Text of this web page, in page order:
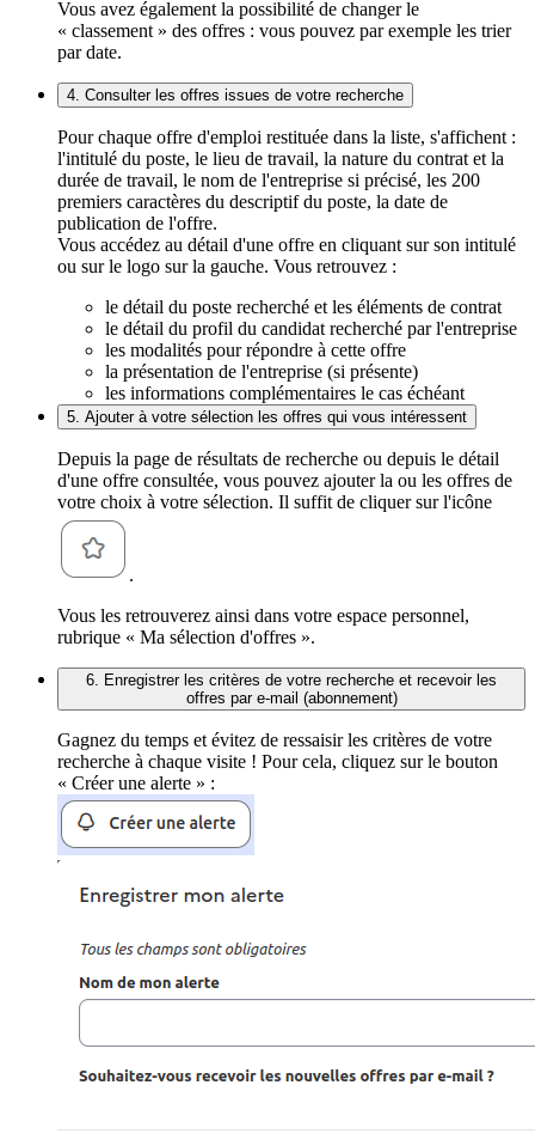
Vous avez également la possibilité de changer le
« classement » des offres : vous pouvez par exemple les trier
par date.
4. Consulter les offres issues de votre recherche
Pour chaque offre d'emploi restituée dans la liste, s'affichent :
l'intitulé du poste, le lieu de travail, la nature du contrat et la
durée de travail, le nom de l'entreprise si précisé, les 200
premiers caractères du descriptif du poste, la date de
publication de l'offre.
Vous accédez au détail d'une offre en cliquant sur son intitulé
ou sur le logo sur la gauche. Vous retrouvez :
le détail du poste recherché et les éléments de contrat
le détail du profil du candidat recherché par l'entreprise
les modalités pour répondre à cette offre
la présentation de l'entreprise (si présente)
les informations complémentaires le cas échéant
5. Ajouter à votre sélection les offres qui vous intéressent
Depuis la page de résultats de recherche ou depuis le détail
d'une offre consultée, vous pouvez ajouter la ou les offres de
votre choix à votre sélection. Il suffit de cliquer sur l'icône
.
Vous les retrouverez ainsi dans votre espace personnel,
rubrique « Ma sélection d'offres ».
6. Enregistrer les critères de votre recherche et recevoir les
offres par e-mail (abonnement)
Gagnez du temps et évitez de ressaisir les critères de votre
recherche à chaque visite ! Pour cela, cliquez sur le bouton
« Créer une alerte » :